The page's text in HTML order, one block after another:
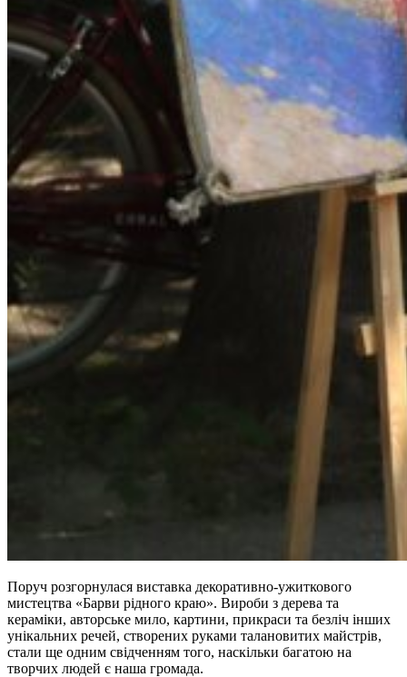
Поруч розгорнулася виставка декоративно-ужиткового
мистецтва «Барви рідного краю». Вироби з дерева та
кераміки, авторське мило, картини, прикраси та безліч інших
унікальних речей, створених руками талановитих майстрів,
стали ще одним свідченням того, наскільки багатою на
творчих людей є наша громада.